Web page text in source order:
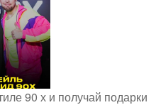
90 х и получай подарки